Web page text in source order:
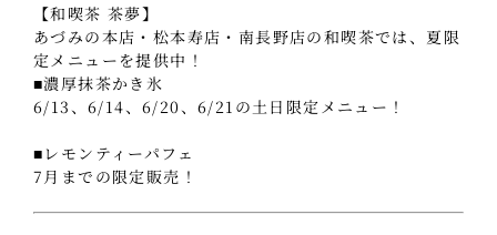
【和喫茶 茶夢】
あづみの本店・松本寿店・南長野店の和喫茶では、夏限
定メニューを提供中！
■濃厚抹茶かき氷
6/13、6/14、6/20、6/21の土日限定メニュー！
■レモンティーパフェ
7月までの限定販売！